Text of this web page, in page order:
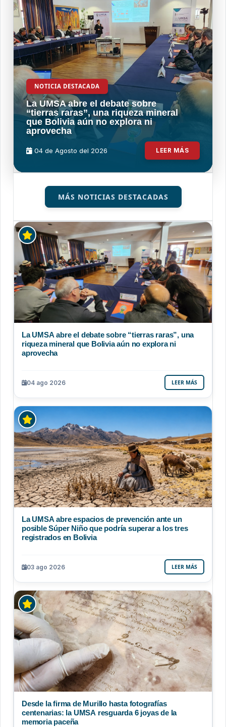
NOTICIA DESTACADA
La UMSA abre el debate sobre
“tierras raras”, una riqueza mineral
que Bolivia aún no explora ni
aprovecha
04 de Agosto del 2026 LEER MÁS
MÁS NOTICIAS DESTACADAS
La UMSA abre el debate sobre “tierras raras”, una
riqueza mineral que Bolivia aún no explora ni
aprovecha
04 ago 2026 LEER MÁS
La UMSA abre espacios de prevención ante un
posible Súper Niño que podría superar a los tres
registrados en Bolivia
03 ago 2026 LEER MÁS
Desde la firma de Murillo hasta fotografías
centenarias: la UMSA resguarda 6 joyas de la
memoria paceña